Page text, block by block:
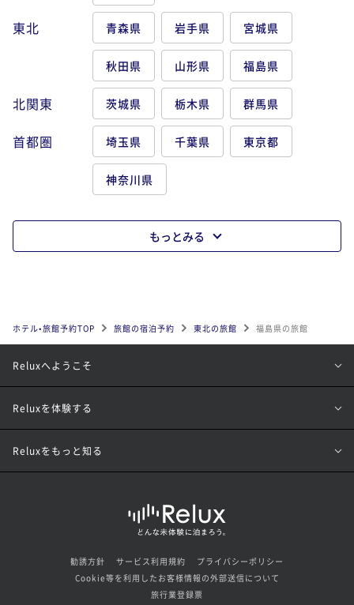
東北 青森県 岩手県 宮城県
秋田県 山形県 福島県
北関東 茨城県 栃木県 群馬県
首都圏 埼玉県 千葉県 東京都
神奈川県
もっとみる
ホテル•旅館予約TOP 旅館の宿泊予約 東北の旅館 福島県の旅館
Reluxへようこそ
Reluxを体験する
Reluxをもっと知る
勧誘方針 サービス利用規約
プライバシーポリシー
Cookie等を利用したお客様情報の外部送信について
旅行業登録票